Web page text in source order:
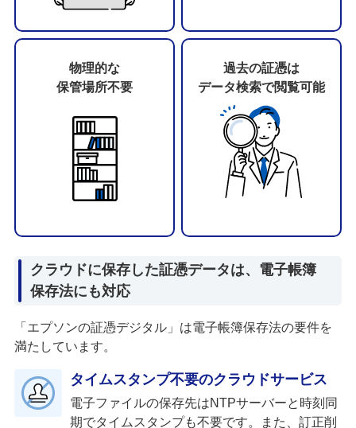
物理的な
保管場所不要
過去の証憑は
データ検索で閲覧可能
クラウドに保存した証憑データは、電子帳簿
保存法にも対応
「エプソンの証憑デジタル」は電子帳簿保存法の要件を
満たしています。
タイムスタンプ不要のクラウドサービス
電子ファイルの保存先はNTPサーバーと時刻同
期でタイムスタンプも不要です。また、訂正削